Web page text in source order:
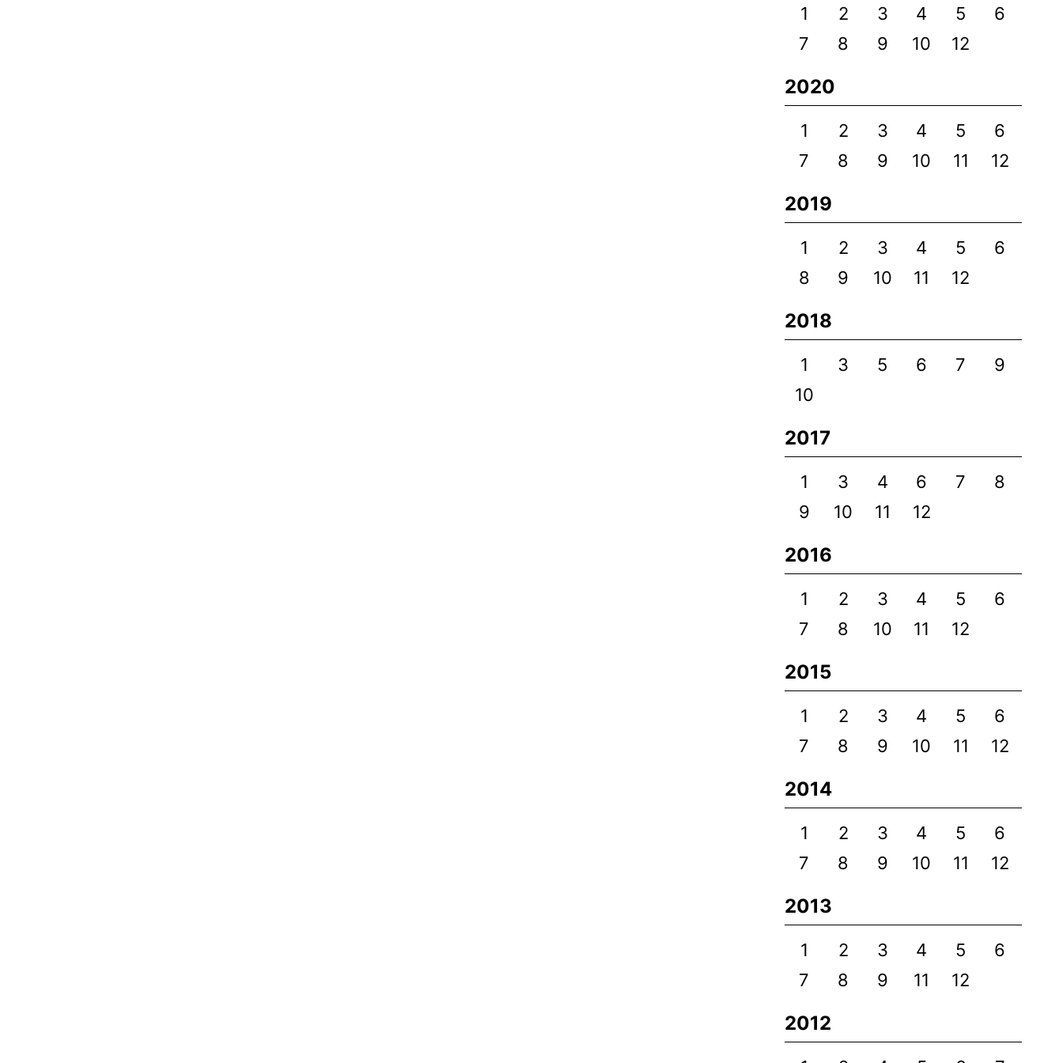
1 2 3 4 5
6
7
8 9 10 12
2020
1 2 3 4 5
6
7
8 9 10 11 12
2019
1 2 3 4 5
6
8
9 10 11 12
2018
1 3 5 6 7
9
10
2017
1 3 4 6 7
8
9
10 11 12
2016
1 2 3 4 5
6
7
8 10 11 12
2015
1 2 3 4 5
6
7
8 9 10 11 12
2014
1 2 3 4 5
6
7
8 9 10 11 12
2013
1 2 3 4 5
6
7
8 9 11 12
2012